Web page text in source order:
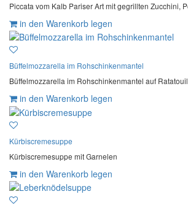
Piccata vom Kalb Pariser Art mit gegrillten Zucchini,
in den Warenkorb legen
Büffelmozzarella im Rohschinkenmantel
Büffelmozzarella im Rohschinkenmantel auf
in den Warenkorb legen
Kürbiscremesuppe
Kürbiscremesuppe mit Garnelen
in den Warenkorb legen